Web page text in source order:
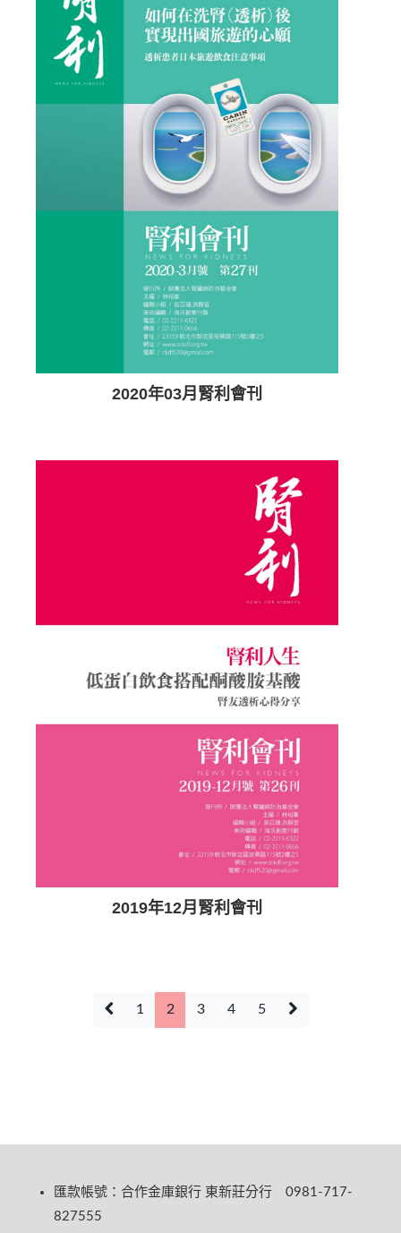
2020年03月腎利會刊
2019年12月腎利會刊
1 2 3 4 5
匯款帳號：合作金庫銀行 東新莊分行 0981-717-
827555